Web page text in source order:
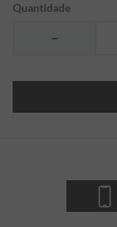
Quantidade
－